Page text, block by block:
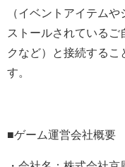
（イベントアイテム
ストールされている
クなど）と接続するこ
す。
■ゲーム運営会社概要